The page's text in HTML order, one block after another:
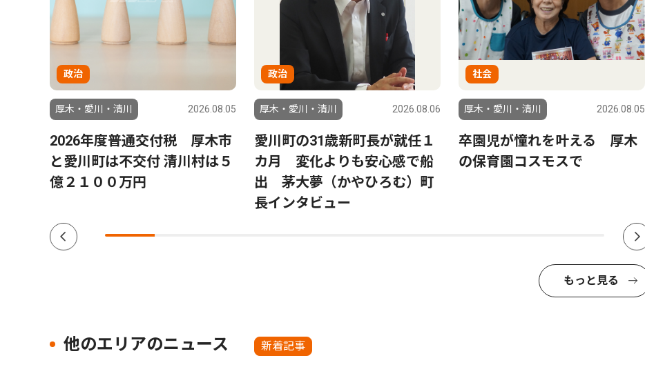
政治
厚木・愛川・清川 2026.08.05
2026年度普通交付税 厚木市
と愛川町は不交付 清川村は５
億２１００万円
政治
厚木・愛川・清川 2026.08.06
愛川町の31歳新町長が就任１
カ月 変化よりも安心感で船
出 茅大夢（かやひろむ）町
長インタビュー
社会
厚木・愛川・清川 2026.08.05
卒園児が憧れを叶える 厚木
の保育園コスモスで
もっと見る
他のエリアのニュース 新着記事